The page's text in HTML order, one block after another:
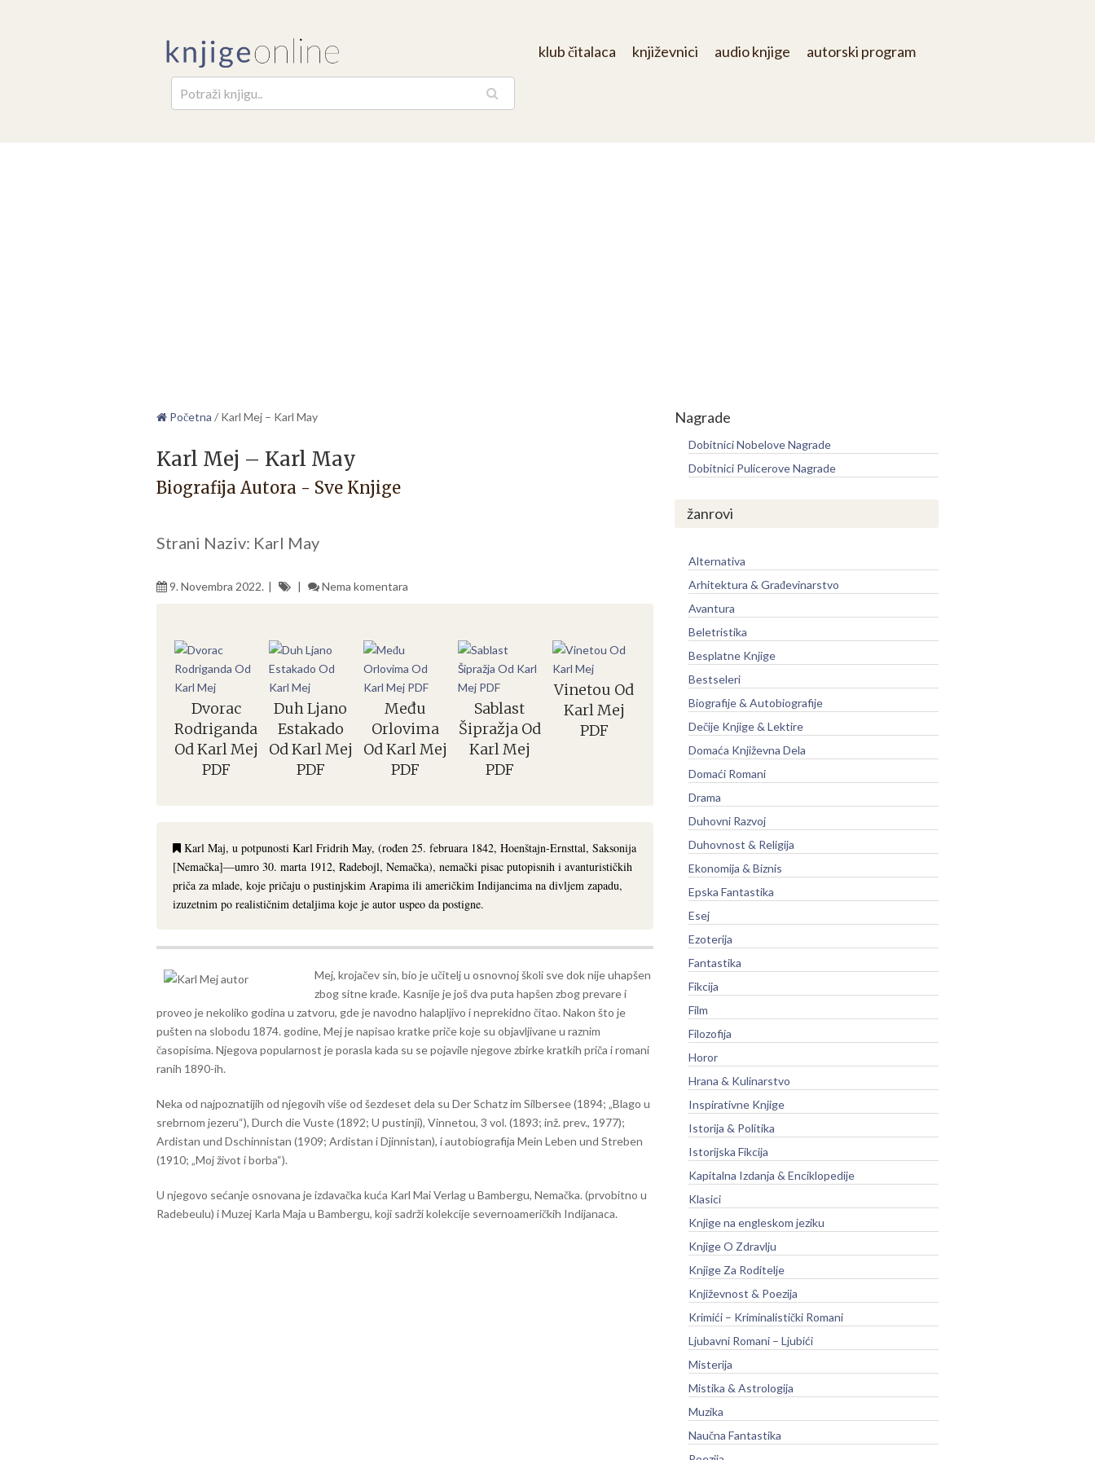
klub čitalaca književnici audio knjige autorski program
Početna / Karl Mej – Karl May
Karl Mej – Karl May
Biografija Autora - Sve Knjige
Strani Naziv: Karl May
9. Novembra 2022. Nema komentara
Dvorac
Rodriganda
Od Karl Mej
PDF
Duh Ljano
Estakado
Od Karl Mej
PDF
Među
Orlovima
Od Karl Mej
PDF
Sablast
Šipražja Od
Karl Mej
PDF
Vinetou Od
Karl Mej
PDF
Karl Maj, u potpunosti Karl Fridrih May, (rođen 25. februara 1842, Hoenštajn-Ernsttal, Saksonija
[Nemačka]—umro 30. marta 1912, Radebojl, Nemačka), nemački pisac putopisnih i avanturističkih
priča za mlade, koje pričaju o pustinjskim Arapima ili američkim Indijancima na divljem zapadu,
izuzetnim po realističnim detaljima koje je autor uspeo da postigne.
Mej, krojačev sin, bio je učitelj u osnovnoj školi sve dok nije uhapšen
zbog sitne krađe. Kasnije je još dva puta hapšen zbog prevare i
proveo je nekoliko godina u zatvoru, gde je navodno halapljivo i neprekidno čitao. Nakon što je
pušten na slobodu 1874. godine, Mej je napisao kratke priče koje su objavljivane u raznim
časopisima. Njegova popularnost je porasla kada su se pojavile njegove zbirke kratkih priča i romani
ranih 1890-ih.
Neka od najpoznatijih od njegovih više od šezdeset dela su Der Schatz im Silbersee (1894; „Blago u
srebrnom jezeru“), Durch die Vuste (1892; U pustinji), Vinnetou, 3 vol. (1893; inž. prev., 1977);
Ardistan und Dschinnistan (1909; Ardistan i Djinnistan), i autobiografija Mein Leben und Streben
(1910; „Moj život i borba“).
U njegovo sećanje osnovana je izdavačka kuća Karl Mai Verlag u Bambergu, Nemačka. (prvobitno u
Radebeulu) i Muzej Karla Maja u Bambergu, koji sadrži kolekcije severnoameričkih Indijanaca.
Nagrade
Dobitnici Nobelove Nagrade
Dobitnici Pulicerove Nagrade
žanrovi
Alternativa
Arhitektura & Građevinarstvo
Avantura
Beletristika
Besplatne Knjige
Bestseleri
Biografije & Autobiografije
Dečije Knjige & Lektire
Domaća Književna Dela
Domaći Romani
Drama
Duhovni Razvoj
Duhovnost & Religija
Ekonomija & Biznis
Epska Fantastika
Esej
Ezoterija
Fantastika
Fikcija
Film
Filozofija
Horor
Hrana & Kulinarstvo
Inspirativne Knjige
Istorija & Politika
Istorijska Fikcija
Kapitalna Izdanja & Enciklopedije
Klasici
Knjige na engleskom jeziku
Knjige O Zdravlju
Knjige Za Roditelje
Književnost & Poezija
Krimići – Kriminalistički Romani
Ljubavni Romani – Ljubići
Misterija
Mistika & Astrologija
Muzika
Naučna Fantastika